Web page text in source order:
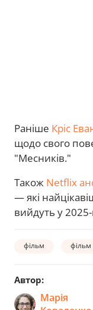
Раніше Кріс
щодо свого
"Месників."
Також Netflix
— які
вийдуть у
фільм фільм
Автор:
Марія